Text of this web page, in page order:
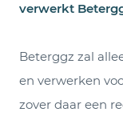
verwerkt
Beterggz zal
en verwerken
zover daar een